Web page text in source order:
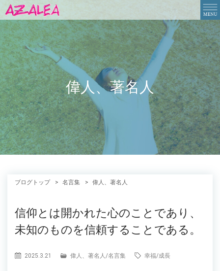
偉人、著名人
ブログトップ 名言集 偉人、著名人
信仰とは開かれた心のことであり、
未知のものを信頼することである。
2025.3.21 偉人、著名人 /名言集 幸福/成長